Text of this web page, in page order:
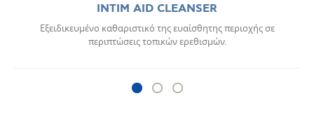
INTIM AID CLEANSER
Εξειδικευμένο καθαριστικό της ευαίσθητης περιοχής σε
περιπτώσεις τοπικών ερεθισμών.